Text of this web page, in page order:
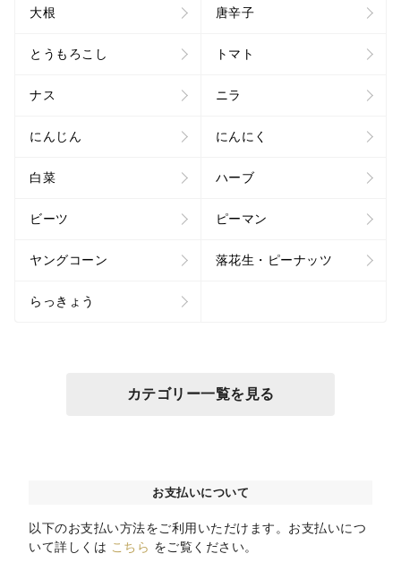
大根 唐辛子
とうもろこし トマト
ナス ニラ
にんじん にんにく
白菜 ハーブ
ビーツ ピーマン
ヤングコーン 落花生・ピーナッツ
らっきょう
カテゴリー一覧を見る
お支払いについて
以下のお支払い方法をご利用いただけます。お支払いにつ
いて詳しくは こちら をご覧ください。